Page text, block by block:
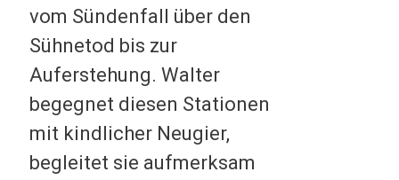
vom Sündenfall über den
Sühnetod bis zur
Auferstehung. Walter
begegnet diesen Stationen
mit kindlicher Neugier,
begleitet sie aufmerksam